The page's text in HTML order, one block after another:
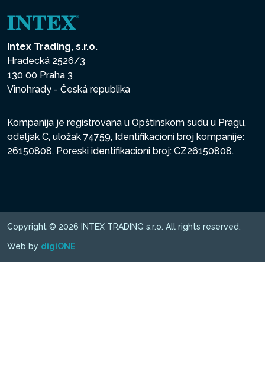
Intex Trading, s.r.o.
Hradecká 2526/3
130 00 Praha 3
Vinohrady - Česká republika
Kompanija je registrovana u Opštinskom sudu u Pragu,
odeljak C, uložak 74759, Identifikacioni broj kompanije:
26150808, Poreski identifikacioni broj: CZ26150808.
Copyright © 2026 INTEX TRADING s.r.o. All rights reserved.
Web by digiONE